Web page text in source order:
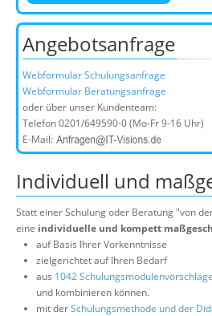
Angebotsanfrage
Webformular Schulungsanfrage
Webformular Beratungsanfrage
oder über unser Kundenteam:
Telefon0201/649590-0(Mo-Fr 9-16 Uhr)
E-Mail:
Individuell und
Statt einer Schulung oder Beratung "von
eine individuelle und kompett
auf Basis Ihrer Vorkenntnisse
zielgerichtet auf Ihren Bedarf
aus 1042
und kombinieren können.
mit derSchulungsmethode und der